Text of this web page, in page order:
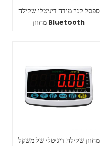
ספסל קנה מידה דיגיטלי שקילה
מחוון Bluetooth
מחוון שקילה דיגיטלי של משקל